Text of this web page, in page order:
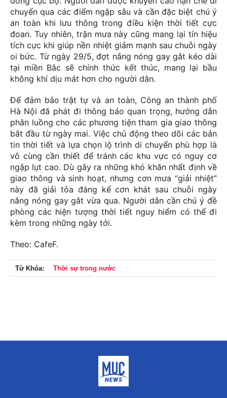
chuyển qua các điểm ngập sâu và cần đặc biệt chú ý
an toàn khi lưu thông trong điều kiện thời tiết cực
đoan. Tuy nhiên, trận mưa này cũng mang lại tín hiệu
tích cực khi giúp nền nhiệt giảm mạnh sau chuỗi ngày
oi bức. Từ ngày 29/5, đợt nắng nóng gay gắt kéo dài
tại miền Bắc sẽ chính thức kết thúc, mang lại bầu
không khí dịu mát hơn cho người dân.
Để đảm bảo trật tự và an toàn, Công an thành phố
Hà Nội đã phát đi thông báo quan trọng, hướng dẫn
phân luồng cho các phương tiện tham gia giao thông
bắt đầu từ ngày mai. Việc chủ động theo dõi các bản
tin thời tiết và lựa chọn lộ trình di chuyển phù hợp là
vô cùng cần thiết để tránh các khu vực có nguy cơ
ngập lụt cao. Dù gây ra những khó khăn nhất định về
giao thông và sinh hoạt, nhưng cơn mưa “giải nhiệt”
này đã giải tỏa đáng kể cơn khát sau chuỗi ngày
nắng nóng gay gắt vừa qua. Người dân cần chú ý đề
phòng các hiện tượng thời tiết nguy hiểm có thể đi
kèm trong những ngày tới.
Theo: CafeF.
Từ Khóa: Thời sự trong nước